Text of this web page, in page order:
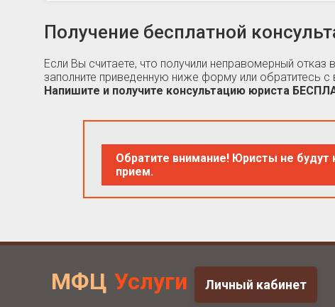
Получение бесплатной
Если Вы считаете, что получили неправомерный
заполните приведенную ниже форму или обратитесь
Напишите и получите консультацию юриста
Обратите внимание! Юристы не
прием.
МФЦ Услуги Личный кабинет